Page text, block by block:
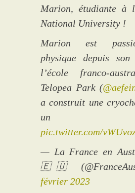
Marion, étudiante à
National University !
Marion est
physique depuis son
l’école franco-
Telopea Park (
a construit une
un
pic.twitter.com/
— La France en
🇪🇺
février 2023